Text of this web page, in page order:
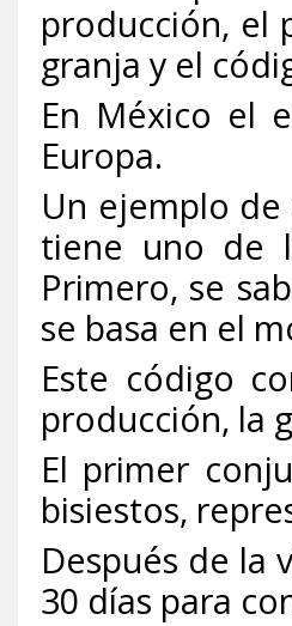
producción, el
granja y el
En México el
Europa.
Un ejemplo
tiene uno de
Primero, se
se basa en el
Este código
producción, la
El primer
bisiestos,
Después de la
30 días para